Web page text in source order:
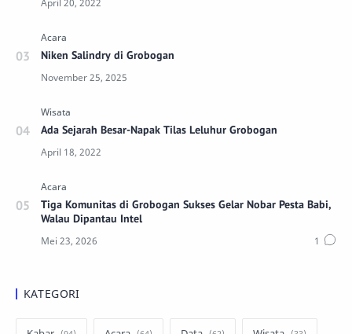
Niken Salindry di Grobogan
Ada Sejarah Besar-Napak Tilas Leluhur Grobogan
Tiga Komunitas di Grobogan Sukses Gelar Nobar Pesta Babi,
Walau Dipantau Intel
KATEGORI